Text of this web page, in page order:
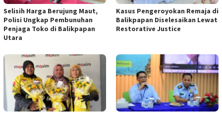
Selisih Harga Berujung Maut,
Polisi Ungkap Pembunuhan
Penjaga Toko di Balikpapan
Utara
Kasus Pengeroyokan Remaja di
Balikpapan Diselesaikan Lewat
Restorative Justice